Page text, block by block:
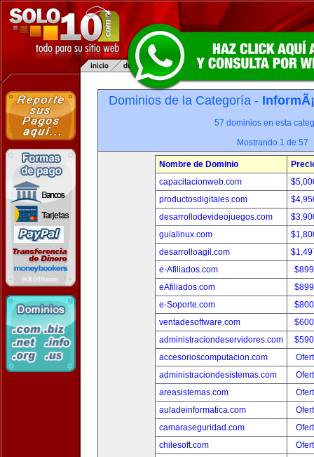
Dominios de la Categoría -
57 dominios en esta
Mostrando 1 de 57
Nombre de Dominio
capacitacionweb.com
productosdigitales.com
desarrollodevideojuegos.com
guialinux.com
desarrolloagil.com
e-Afiliados.com
eAfiliados.com
e-Soporte.com
ventadesoftware.com
administraciondeservidores.com
accesorioscomputacion.com
administraciondesistemas.com
areasistemas.com
auladeinformatica.com
camaraseguridad.com
chilesoft.com